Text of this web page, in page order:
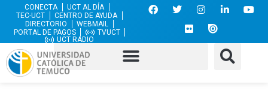
CONECTA
UCT AL DÍA
TEC-UCT
CENTRO DE AYUDA
DIRECTORIO
WEBMAIL
PORTAL DE PAGOS
TVUCT
UCT RADIO